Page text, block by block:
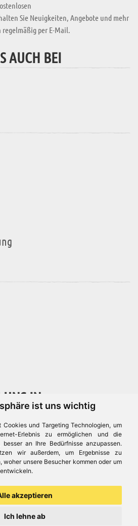
ist uns wichtig
Cookies und Targeting Technologien, um
Erlebnis zu ermöglichen und die
an Ihre Bedürfnisse anzupassen.
wir außerdem, um Ergebnisse zu
woher unsere Besucher kommen oder um
akzeptieren
Ich lehne ab
Sie Neuigkeiten, Angebote und mehr
regelmäßig per E-Mail.
AUCH BEI
IN